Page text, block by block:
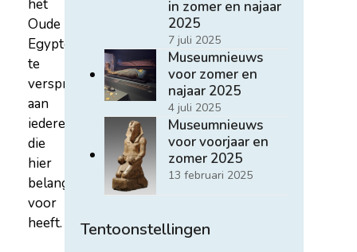
in zomer en najaar
2025
7 juli 2025
Museumnieuws
voor zomer en
najaar 2025
4 juli 2025
Museumnieuws
voor voorjaar en
zomer 2025
13 februari 2025
Tentoonstellingen
het
Oude
Egypte
te
verspreiden
aan
iedereen
die
hier
belangstelling
voor
heeft.